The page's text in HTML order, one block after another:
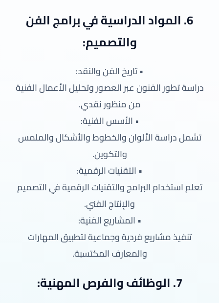
6. المواد الدراسية في برامج الفن
والتصميم:
• تاريخ الفن والنقد:
دراسة تطور الفنون عبر العصور وتحليل الأعمال الفنية
من منظور نقدي.
• الأسس الفنية:
تشمل دراسة الألوان والخطوط والأشكال والملمس
والتكوين.
• التقنيات الرقمية:
تعلم استخدام البرامج والتقنيات الرقمية في التصميم
والإنتاج الفني.
• المشاريع الفنية:
تنفيذ مشاريع فردية وجماعية لتطبيق المهارات
والمعارف المكتسبة.
7. الوظائف والفرص المهنية: